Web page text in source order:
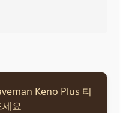
Keno Plus 티
요